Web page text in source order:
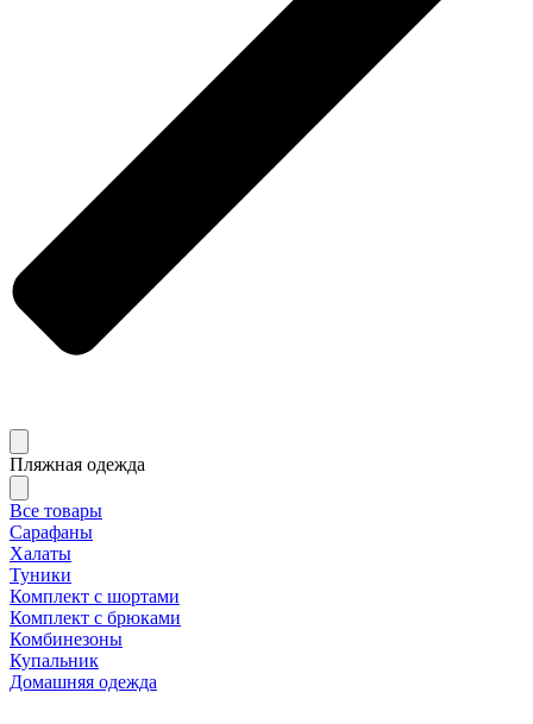
Пляжная одежда
Все товары
Сарафаны
Халаты
Туники
Комплект с шортами
Комплект с брюками
Комбинезоны
Купальник
Домашняя одежда